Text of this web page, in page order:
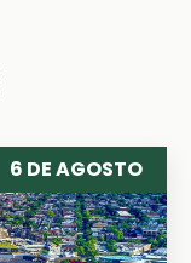
6 DE AGOSTO